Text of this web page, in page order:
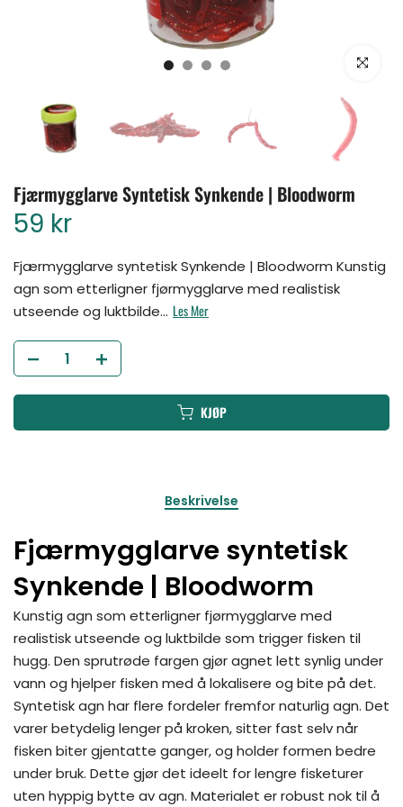
Klikk for å
Fjærmygglarve Syntetisk Synkende | Bloodworm
59 kr
Fjærmygglarve syntetisk Synkende | Bloodworm Kunstig
agn som etterligner fjørmygglarve med realistisk
utseende og luktbilde... Les Mer
KJØP
Beskrivelse
Fjærmygglarve syntetisk
Synkende | Bloodworm
Kunstig agn som etterligner fjørmygglarve med
realistisk utseende og luktbilde som trigger fisken til
hugg. Den sprutrøde fargen gjør agnet lett synlig under
vann og hjelper fisken med å lokalisere og bite på det.
Syntetisk agn har flere fordeler fremfor naturlig agn. Det
varer betydelig lenger på kroken, sitter fast selv når
fisken biter gjentatte ganger, og holder formen bedre
under bruk. Dette gjør det ideelt for lengre fisketurer
uten hyppig bytte av agn. Materialet er robust nok til å